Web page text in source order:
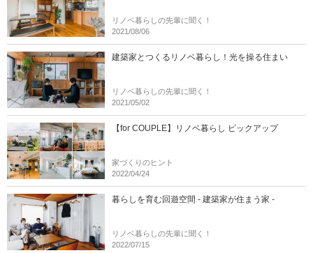
リノベ暮らしの先輩に聞く！
2021/08/06
建築家とつくるリノベ暮らし！光を操る住まい
リノベ暮らしの先輩に聞く！
2021/05/02
【for COUPLE】リノベ暮らし ピックアップ
家づくりのヒント
2022/04/24
暮らしを育む回遊空間 - 建築家が住まう家 -
リノベ暮らしの先輩に聞く！
2022/07/15